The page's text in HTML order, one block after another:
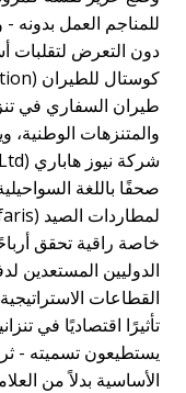
للمناجم العمل بدونه - وهو
دون التعرض لتقلبات
طيران السفاري في
والمتنزهات الوطنية،
صحفًا باللغة السواحيلية
خاصة راقية تحقق أرباحًا
الدوليين المستعدين لدفع
القطاعات الاستراتيجية
تأثيرًا اقتصاديًا في
يستطيعون تسميته - ثروته
الأساسية بدلاً من